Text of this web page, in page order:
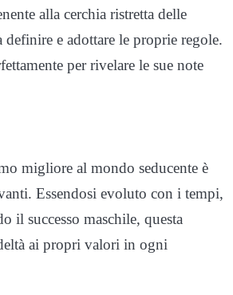
alla cerchia ristretta delle
e adottare le proprie regole.
per rivelare le sue note
migliore al mondo seducente è
Essendosi evoluto con i tempi,
il successo maschile, questa
ai propri valori in ogni